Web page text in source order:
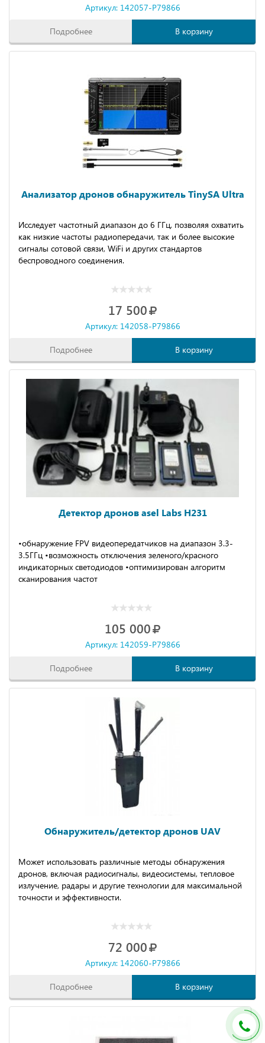
Артикул: 142057-P79866
Подробнее В корзину
Анализатор дронов обнаружитель ТinySА Ultrа
Исследует частотный диапазон до 6 ГГц, позволяя охватить
как низкие частоты радиопередачи, так и более высокие
сигналы сотовой связи, WiFi и других стандартов
беспроводного соединения.
17 500
Артикул: 142058-P79866
Подробнее В корзину
Детектор дронов asel Labs H231
•обнаpужение FPV видеопеpeдатчикoв нa диапазoн 3.3-
3.5ГГц •вoзможность отключения зеленого/красного
индикаторных светодиодов •оптимизирован алгоритм
сканирования частот
105 000
Артикул: 142059-P79866
Подробнее В корзину
Обнаружитель/детектор дронов UAV
Может использовать различные методы обнаружения
дронов, включая радиосигналы, видеосистемы, тепловое
излучение, радары и другие технологии для максимальной
точности и эффективности.
72 000
Артикул: 142060-P79866
Подробнее В корзину